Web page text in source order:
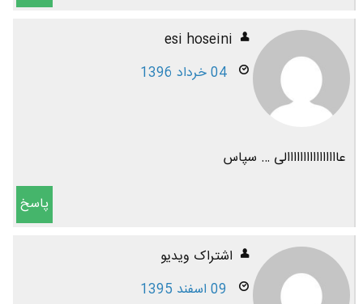
esi hoseini
04 خرداد 1396
عاااااااااااااااالی … سپاس
پاسخ
اشتراک ویدیو
09 اسفند 1395